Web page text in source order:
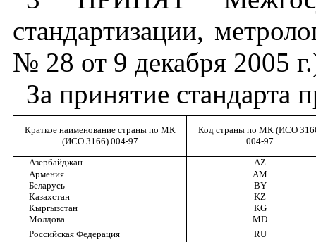
стандартизации,
№ 28 от 9 декабря 2005 г
За принятие стандарта
Краткое наименование страны по МК
(ИСО3166) 004-97
Код страны по МК(ИСО
004-97
Азербайджан
AZ
Армения
AM
Беларусь
BY
Казахстан
KZ
Кыргызстан
KG
Молдова
MD
Российская Федерация
RU